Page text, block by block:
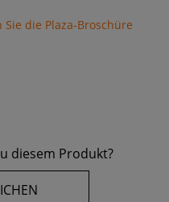
die Plaza-Broschüre
diesem Produkt?